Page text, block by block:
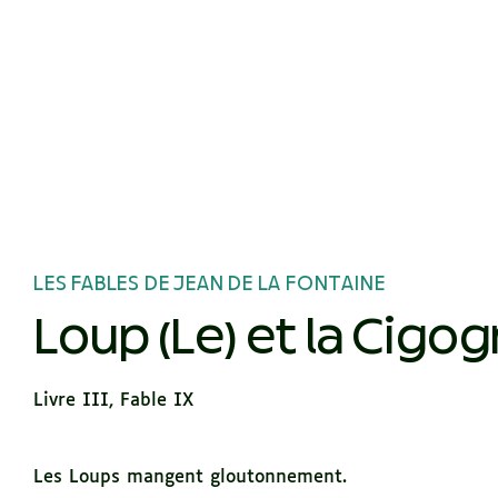
LES FABLES DE JEAN DE LA FONTAINE
Loup (Le) et la
Livre III, Fable IX
Les Loups mangent gloutonnement.